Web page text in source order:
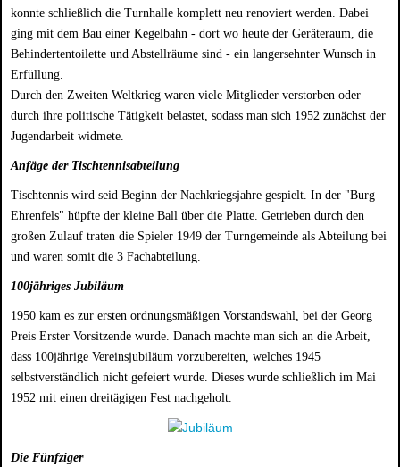
konnte schließlich die Turnhalle komplett neu renoviert werden. Dabei
ging mit dem Bau einer Kegelbahn - dort wo heute der Geräteraum, die
Behindertentoilette und Abstellräume sind - ein langersehnter Wunsch in
Erfüllung.
Durch den Zweiten Weltkrieg waren viele Mitglieder verstorben oder
durch ihre politische Tätigkeit belastet, sodass man sich 1952 zunächst der
Jugendarbeit widmete.
Anfäge der Tischtennisabteilung
Tischtennis wird seid Beginn der Nachkriegsjahre gespielt. In der "Burg
Ehrenfels" hüpfte der kleine Ball über die Platte. Getrieben durch den
großen Zulauf traten die Spieler 1949 der Turngemeinde als Abteilung bei
und waren somit die 3 Fachabteilung.
100jähriges Jubiläum
1950 kam es zur ersten ordnungsmäßigen Vorstandswahl, bei der Georg
Preis Erster Vorsitzende wurde. Danach machte man sich an die Arbeit,
dass 100jährige Vereinsjubiläum vorzubereiten, welches 1945
selbstverständlich nicht gefeiert wurde. Dieses wurde schließlich im Mai
1952 mit einen dreitägigen Fest nachgeholt.
Die Fünfziger